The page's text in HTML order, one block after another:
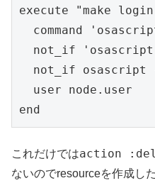
execute "make
command
not_if
not_if osascript
  user node.user
これだけではaction
ないのでresourceを作成し